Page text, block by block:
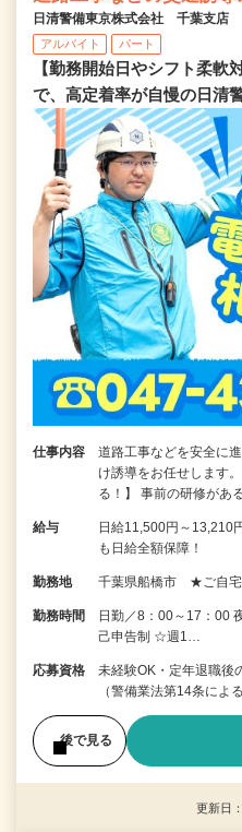
日清警備東京株式会社 千葉支店
アルバイト パート
【勤務開始日やシフト柔
で、高定着率が自慢の日清
仕事内容
道路工事などを安全に
け誘導をお任せします
る！】 事前の研修があ
給与
日給11,500円～
も日給全額保障！
勤務地 千葉県船橋市 ★ご自宅
勤務時間
日勤／8：00～17：00
己申告制 ☆週1…
応募資格
未経験OK・定年退職後
（警備業法第14条に
後で見る
更新日